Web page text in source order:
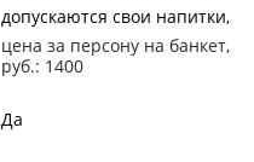
допускаются свои напитки
цена за персону на банкет,
руб.: 1400
Да